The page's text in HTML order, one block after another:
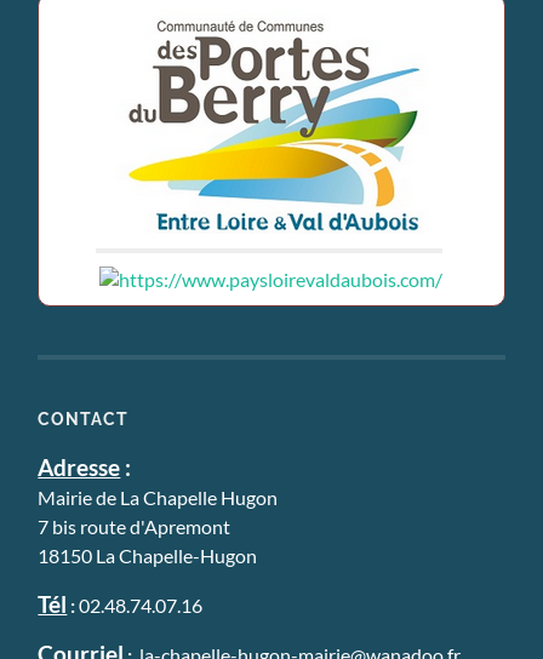
CONTACT
Adresse :
Mairie de La Chapelle Hugon
7 bis route d'Apremont
18150 La Chapelle-Hugon
Tél :02.48.74.07.16
Courriel : la-chapelle-hugon-mairie@wanadoo.fr